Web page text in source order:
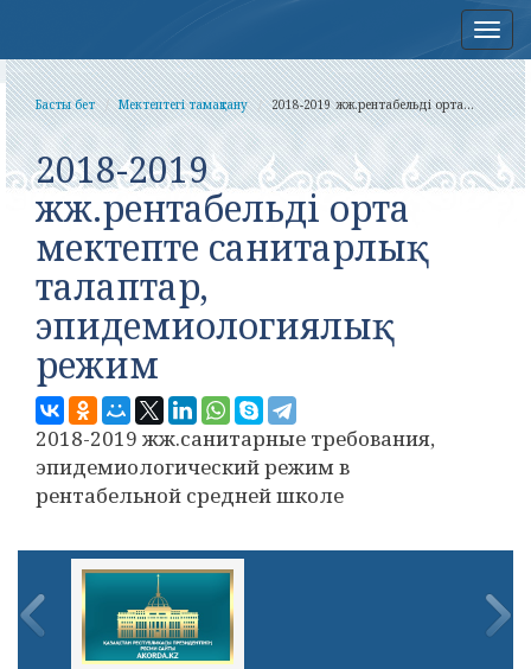
Басты бет Мектептегі тамақтану 2018-2019 жж.рентабельді орта...
2018-2019
жж.рентабельді орта
мектепте санитарлық
талаптар,
эпидемиологиялық
режим
2018-2019 жж.санитарные требования,
эпидемиологический режим в
рентабельной средней школе